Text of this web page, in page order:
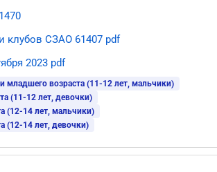
СЗАО 61407 pdf
2023 pdf
младшего возраста (11-12 лет, мальчики)
(11-12 лет, девочки)
(12-14 лет, мальчики)
(12-14 лет, девочки)